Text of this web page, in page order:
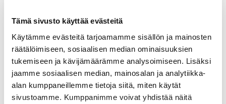
Tämä sivusto käyttää evästeitä
Käytämme evästeitä tarjoamamme sisällön ja mainosten
räätälöimiseen, sosiaalisen median ominaisuuksien
tukemiseen ja kävijämäärämme analysoimiseen. Lisäksi
jaamme sosiaalisen median, mainosalan ja analytiikka-
alan kumppaneillemme tietoja siitä, miten käytät
sivustoamme. Kumppanimme voivat yhdistää näitä
joustavuutta ja siisteyttä
autotalliin